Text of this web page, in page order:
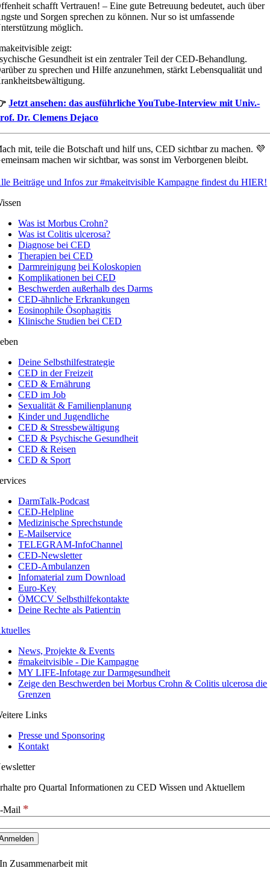
schafft Vertrauen! – Eine gute Betreuung bedeutet, auch über
und Sorgen sprechen zu können. Nur so ist umfassende
möglich.
zeigt:
Gesundheit ist ein zentraler Teil der CED-Behandlung.
zu sprechen und Hilfe anzunehmen, stärkt Lebensqualität und
Jetzt ansehen: das ausführliche YouTube-Interview mit Univ.-
Dr. Clemens Dejaco
mit, teile die Botschaft und hilf uns, CED sichtbar zu machen. 💜
machen wir sichtbar, was sonst im Verborgenen bleibt.
Beiträge und Infos zur #makeitvisible Kampagne findest du HIER!
Was ist Morbus Crohn?
Was ist Colitis ulcerosa?
Diagnose bei CED
Therapien bei CED
Darmreinigung bei Koloskopien
Komplikationen bei CED
Beschwerden außerhalb des Darms
CED-ähnliche Erkrankungen
Eosinophile Ösophagitis
Klinische Studien bei CED
Deine Selbsthilfestrategie
CED in der Freizeit
CED & Ernährung
CED im Job
Sexualität & Familienplanung
Kinder und Jugendliche
CED & Stressbewältigung
CED & Psychische Gesundheit
CED & Reisen
CED & Sport
DarmTalk-Podcast
CED-Helpline
Medizinische Sprechstunde
E-Mailservice
TELEGRAM-InfoChannel
CED-Newsletter
CED-Ambulanzen
Infomaterial zum Download
Euro-Key
ÖMCCV Selbsthilfekontakte
Deine Rechte als Patient:in
News, Projekte & Events
#makeitvisible - Die Kampagne
MY LIFE-Infotage zur Darmgesundheit
Zeige den Beschwerden bei Morbus Crohn & Colitis ulcerosa die
Grenzen
Links
Presse und Sponsoring
Kontakt
pro Quartal Informationen zu CED Wissen und Aktuellem
Mail *
In Zusammenarbeit mit